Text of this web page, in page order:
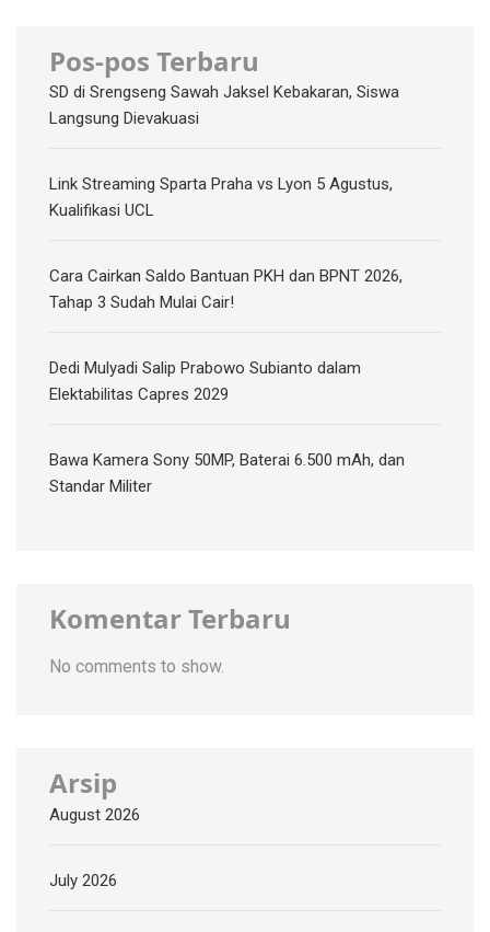
Pos-pos Terbaru
SD di Srengseng Sawah Jaksel Kebakaran, Siswa
Langsung Dievakuasi
Link Streaming Sparta Praha vs Lyon 5 Agustus,
Kualifikasi UCL
Cara Cairkan Saldo Bantuan PKH dan BPNT 2026,
Tahap 3 Sudah Mulai Cair!
Dedi Mulyadi Salip Prabowo Subianto dalam
Elektabilitas Capres 2029
Bawa Kamera Sony 50MP, Baterai 6.500 mAh, dan
Standar Militer
Komentar Terbaru
No comments to show.
Arsip
August 2026
July 2026